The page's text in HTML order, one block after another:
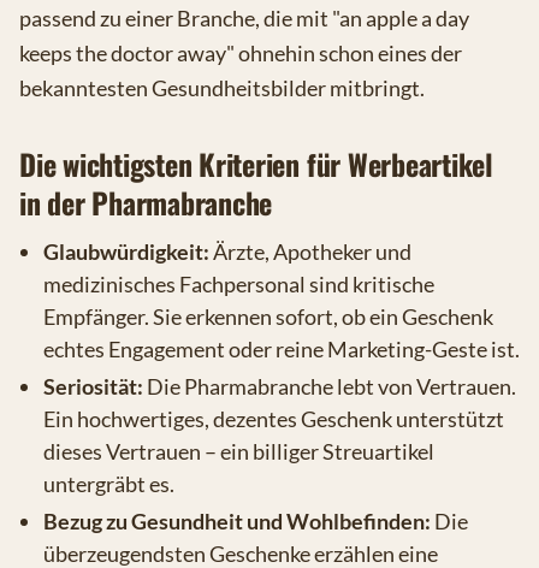
passend zu einer Branche, die mit "an apple a day
keeps the doctor away" ohnehin schon eines der
bekanntesten Gesundheitsbilder mitbringt.
Die wichtigsten Kriterien für Werbeartikel
in der Pharmabranche
Glaubwürdigkeit:Ärzte, Apotheker und
medizinisches Fachpersonal sind kritische
Empfänger. Sie erkennen sofort, ob ein Geschenk
echtes Engagement oder reine Marketing-Geste ist.
Seriosität: Die Pharmabranche lebt von Vertrauen.
Ein hochwertiges, dezentes Geschenk unterstützt
dieses Vertrauen – ein billiger Streuartikel
untergräbt es.
Bezug zu Gesundheit und Wohlbefinden: Die
überzeugendsten Geschenke erzählen eine